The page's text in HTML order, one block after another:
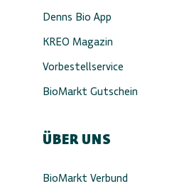
Denns Bio App
KREO Magazin
Vorbestellservice
BioMarkt Gutschein
ÜBER UNS
BioMarkt Verbund